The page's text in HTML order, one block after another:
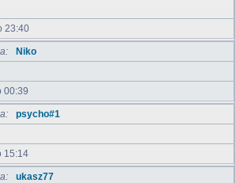
23:40
Niko
00:39
psycho#1
15:14
ukasz77